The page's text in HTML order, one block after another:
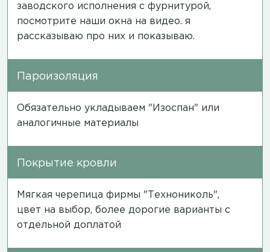
заводского исполнения с фурнитурой,
посмотрите наши окна на видео. я
рассказываю про них и показываю.
Пароизоляция
Обязательно укладываем "Изоспан" или
аналогичные материалы
Покрытие кровли
Мягкая черепица фирмы "Технониколь",
цвет на выбор, более дорогие варианты с
отдельной доплатой